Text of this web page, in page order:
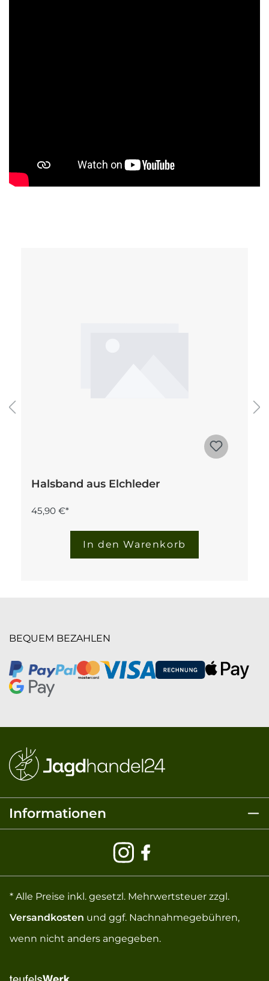
Halsband aus Elchleder
45,90 €*
In den Warenkorb
BEQUEM BEZAHLEN
Informationen
* Alle Preise inkl. gesetzl. Mehrwertsteuer zzgl.
Versandkosten und ggf. Nachnahmegebühren,
wenn nicht anders angegeben.